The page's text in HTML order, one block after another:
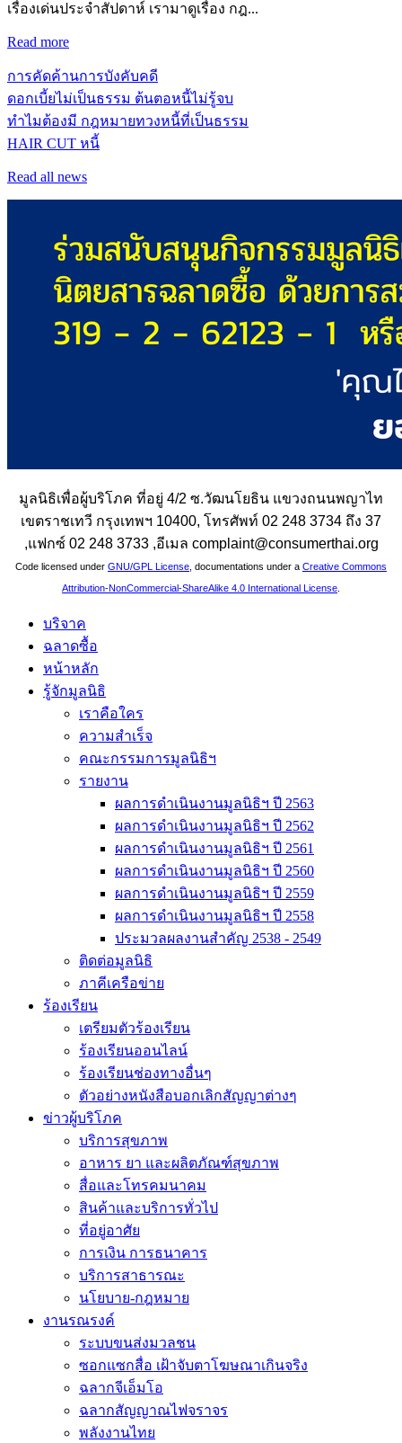
เรื่องเด่นประจำสัปดาห์ เรามาดูเรื่อง กฎ...
Read more
การคัดค้านการบังคับคดี
ดอกเบี้ยไม่เป็นธรรม ต้นตอหนี้ไม่รู้จบ
ทำไมต้องมี กฎหมายทวงหนี้ที่เป็นธรรม
HAIR CUT หนี้
Read all news
มูลนิธิเพื่อผู้บริโภค ที่อยู่ 4/2 ซ.วัฒนโยธิน แขวงถนนพญาไท
เขตราชเทวี กรุงเทพฯ 10400, โทรศัพท์ 02 248 3734 ถึง 37
,แฟกซ์ 02 248 3733 ,อีเมล complaint@consumerthai.org
Code licensed under GNU/GPL License , documentations under a Creative Commons
Attribution-NonCommercial-ShareAlike 4.0 International License
บริจาค
ฉลาดซื้อ
หน้าหลัก
รู้จักมูลนิธิ
เราคือใคร
ความสำเร็จ
คณะกรรมการมูลนิธิฯ
รายงาน
ผลการดำเนินงานมูลนิธิฯ ปี 2563
ผลการดำเนินงานมูลนิธิฯ ปี 2562
ผลการดำเนินงานมูลนิธิฯ ปี 2561
ผลการดำเนินงานมูลนิธิฯ ปี 2560
ผลการดำเนินงานมูลนิธิฯ ปี 2559
ผลการดำเนินงานมูลนิธิฯ ปี 2558
ประมวลผลงานสำคัญ 2538 - 2549
ติดต่อมูลนิธิ
ภาคีเครือข่าย
ร้องเรียน
เตรียมตัวร้องเรียน
ร้องเรียนออนไลน์
ร้องเรียนช่องทางอื่นๆ
ตัวอย่างหนังสือบอกเลิกสัญญาต่างๆ
ข่าวผู้บริโภค
บริการสุขภาพ
อาหาร ยา และผลิตภัณฑ์สุขภาพ
สื่อและโทรคมนาคม
สินค้าและบริการทั่วไป
ที่อยู่อาศัย
การเงิน การธนาคาร
บริการสาธารณะ
นโยบาย-กฎหมาย
งานรณรงค์
ระบบขนส่งมวลชน
ซอกแซกสื่อ เฝ้าจับตาโฆษณาเกินจริง
ฉลากจีเอ็มโอ
ฉลากสัญญาณไฟจราจร
พลังงานไทย